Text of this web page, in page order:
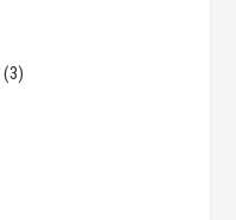
(3)